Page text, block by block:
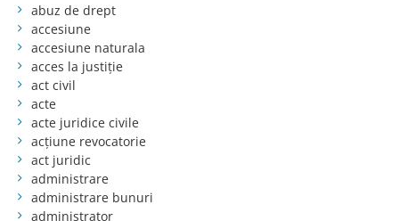
abuz de drept
accesiune
accesiune naturala
acces la justiție
act civil
acte
acte juridice civile
acțiune revocatorie
act juridic
administrare
administrare bunuri
administrator